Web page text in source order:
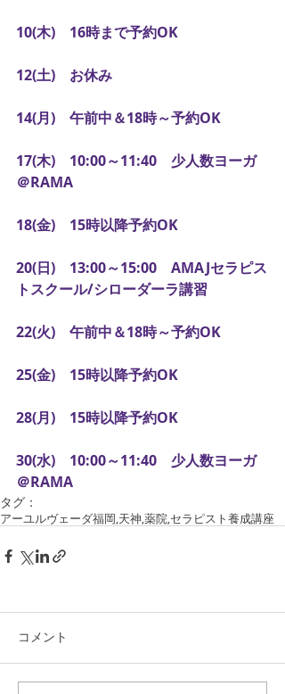
10(木)　16時まで予約OK
12(土)　お休み
14(月)　午前中＆18時～予約OK
17(木)　10:00～11:40　少人数ヨーガ
＠RAMA
18(金)　15時以降予約OK
20(日)　13:00～15:00　AMAJセラピス
トスクール/シローダーラ講習
22(火)　午前中＆18時～予約OK
25(金)　15時以降予約OK
28(月)　15時以降予約OK
30(水)　10:00～11:40　少人数ヨーガ
＠RAMA
タグ：
アーユルヴェーダ福岡,天神,薬院,セラピスト養成講座
コメント